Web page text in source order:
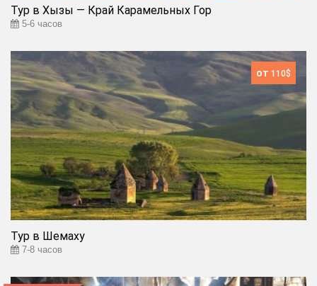
Тур в Хызы — Край Карамельных Гор
5-6 часов
от 110$
Тур в Шемаху
7-8 часов